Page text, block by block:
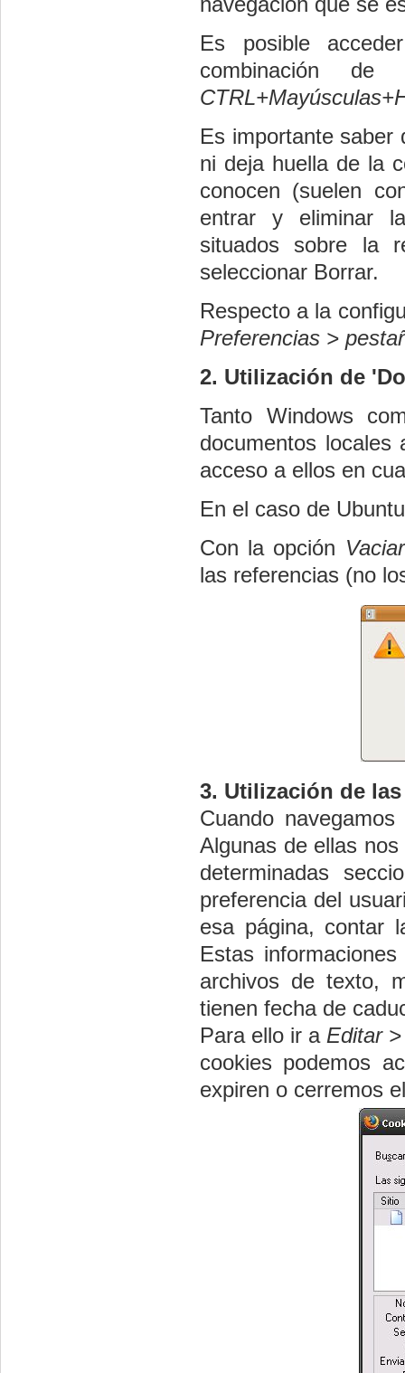
Es posible
combinación
Es importante saber
ni deja huella de la
conocen (suelen
entrar y eliminar
situados sobre la
seleccionar Borrar.
Respecto a la
Preferencias >
2. Utilización de
Tanto Windows
documentos
acceso a ellos en
En el caso de
Con la opción
las referencias (no
3. Utilización de
Cuando
Algunas de ellas
determinadas
preferencia del
esa página, contar
Estas
archivos de texto,
tienen fecha de
Para ello ir a Editar
cookies podemos
expiren o cerremos